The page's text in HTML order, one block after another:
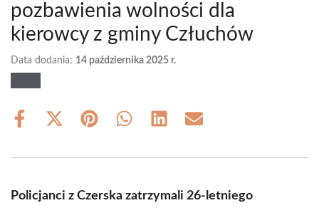
pozbawienia wolności dla
kierowcy z gminy Człuchów
Data dodania: 14 października 2025 r.
Share
Share
(Twitter)
Share Share Share Share
Policjanci z Czerska zatrzymali 26-letniego